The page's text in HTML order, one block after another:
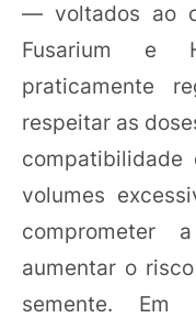
— voltados ao
Fusarium e
praticamente
respeitar as
volumes
aumentar o
semente.